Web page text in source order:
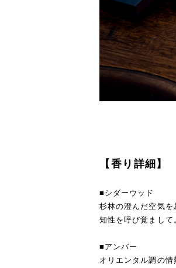
【香り詳細】
■シダーウッド
杉林の澄んだ空気を
知性を呼び覚まして
■アンバー
オリエンタル調の